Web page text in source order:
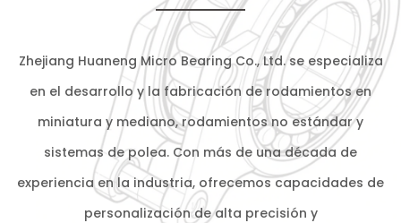
Zhejiang Huaneng Micro Bearing Co., Ltd. se especializa
en el desarrollo y la fabricación de rodamientos en
miniatura y mediano, rodamientos no estándar y
sistemas de polea. Con más de una década de
experiencia en la industria, ofrecemos capacidades de
personalización de alta precisión y